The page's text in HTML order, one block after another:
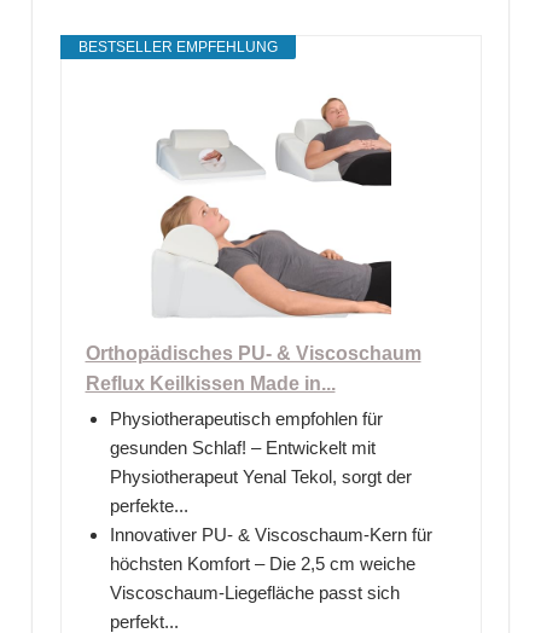
BESTSELLER EMPFEHLUNG
Orthopädisches PU- & Viscoschaum
Reflux Keilkissen Made in...
Physiotherapeutisch empfohlen für
gesunden Schlaf! – Entwickelt mit
Physiotherapeut Yenal Tekol, sorgt der
perfekte...
Innovativer PU- & Viscoschaum-Kern für
höchsten Komfort – Die 2,5 cm weiche
Viscoschaum-Liegefläche passt sich
perfekt...